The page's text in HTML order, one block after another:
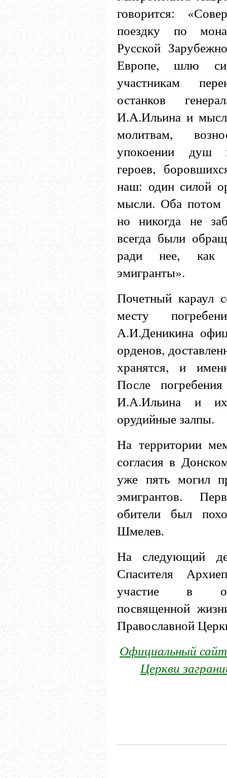
говорится:
поездку по
Русской
Европе, шлю
участникам
останков
И.А.Ильина и
молитвам,
упокоении душ
героев,
наш: один силой
мысли. Оба потом
но никогда не
всегда были
ради нее, как
эмигранты».
Почетный караул
месту
А.И.Деникина
орденов,
хранятся, и
После
И.А.Ильина и их
орудийные залпы.
На территории
согласия в
уже пять могил
эмигрантов.
обители был
Шмелев.
На следующий
Спасителя
участие в
посвященной
Православной
Официальный
Церкви